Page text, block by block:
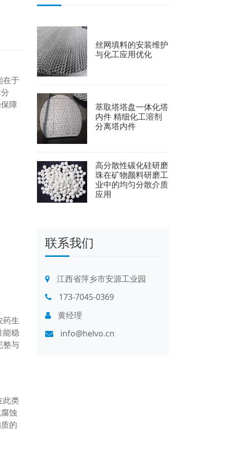
在于
障
药生
能稳
整与
此类
蚀
的
丝网填料的安装维护
与化工应用优化
萃取塔塔盘一体化塔
内件 精细化工溶剂
分离塔内件
高分散性碳化硅研磨
珠在矿物颜料研磨工
业中的均匀分散介质
应用
联系我们
江西省萍乡市安源工业园
173-7045-0369
黄经理
info@helvo.cn